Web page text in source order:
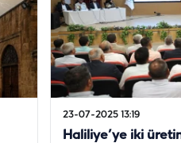
23-07-2025 13:19
Haliliye’ye iki